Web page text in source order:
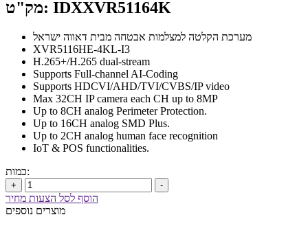
מק"ט: IDXXVR51164K
XVR5116HE-4KL-I3
H.265+/H.265 dual-stream
Supports Full-channel AI-Coding
Supports HDCVI/AHD/TVI/CVBS/IP video
Max 32CH IP camera each CH up to 8MP
Up to 8CH analog Perimeter Protection.
Up to 16CH analog SMD Plus.
Up to 2CH analog human face recognition
IoT & POS functionalities.
כמות:
+ -
הוסף לסל הצעות מחיר
מוצרים נוספים